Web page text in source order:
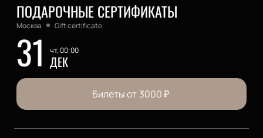
ПОДАРОЧНЫЕ СЕРТИФИКАТЫ
Москва Gift certificate
31 чт, 00:00
ДЕК
Билеты от 3000₽